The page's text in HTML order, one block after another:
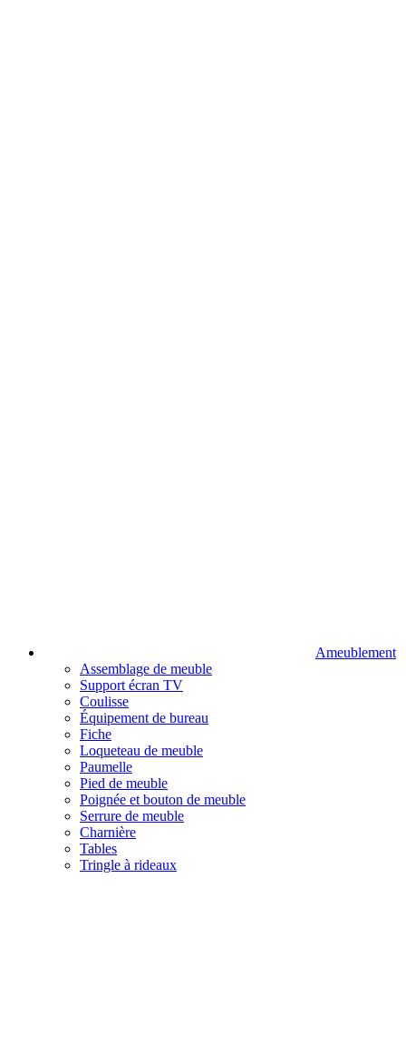
Ameublement
Assemblage de meuble
Support écran TV
Coulisse
Équipement de bureau
Fiche
Loqueteau de meuble
Paumelle
Pied de meuble
Poignée et bouton de meuble
Serrure de meuble
Charnière
Tables
Tringle à rideaux